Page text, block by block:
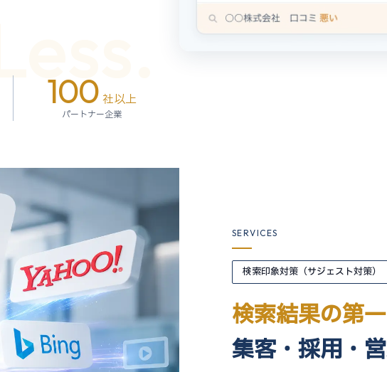
100 社以上
パートナー企業
SERVICES
検索印象対策（サジェスト対策）
検索結果の第
集客・採用・